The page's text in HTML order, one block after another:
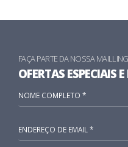
FAÇA PARTE DA NOSSA
OFERTAS ESPECIAIS